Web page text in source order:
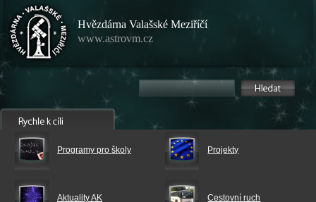
Hvězdárna Valašské Meziříčí
www.astrovm.cz
Programy pro školy Projekty
Aktuality AK Cestovní ruch